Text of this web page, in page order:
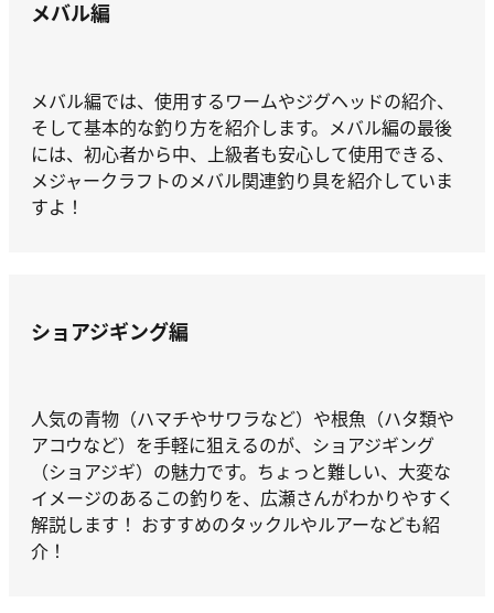
メバル編
メバル編では、使用するワームやジグヘッドの紹介、
そして基本的な釣り方を紹介します。メバル編の最後
には、初心者から中、上級者も安心して使用できる、
メジャークラフトのメバル関連釣り具を紹介していま
すよ！
ショアジギング編
人気の青物（ハマチやサワラなど）や根魚（ハタ類や
アコウなど）を手軽に狙えるのが、ショアジギング
（ショアジギ）の魅力です。ちょっと難しい、大変な
イメージのあるこの釣りを、広瀬さんがわかりやすく
解説します！ おすすめのタックルやルアーなども紹
介！